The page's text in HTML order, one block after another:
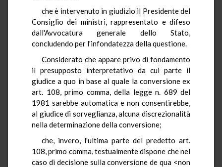
che è intervenuto in giudizio il Presidente del
Consiglio dei ministri, rappresentato e difeso
dall'Avvocatura generale dello Stato,
concludendo per l'infondatezza della questione.
Considerato che appare privo di fondamento
il presupposto interpretativo da cui parte il
giudice a quo in base al quale la conversione ex
art. 108, primo comma, della legge n. 689 del
1981 sarebbe automatica e non consentirebbe,
al giudice di sorveglianza, alcuna discrezionalità
nella determinazione della conversione;
che, invero, l'ultima parte del predetto art.
108, primo comma, testualmente dispone che nel
caso di decisione sulla conversione de qua <non